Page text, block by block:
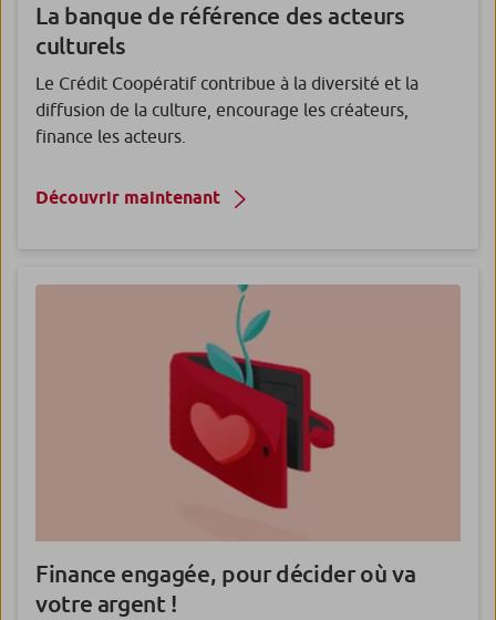
La banque de référence des acteurs
culturels
Le Crédit Coopératif contribue à la diversité et la
diffusion de la culture, encourage les créateurs,
finance les acteurs.
Découvrir maintenant
Finance engagée, pour décider où va
votre argent !